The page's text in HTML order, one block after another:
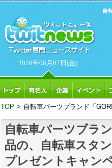
2026年08月07日(金)
自
TOP > 自転車パーツブランド「
自転車パーツブラ
品の、自転車スタ
プレゼントキャン